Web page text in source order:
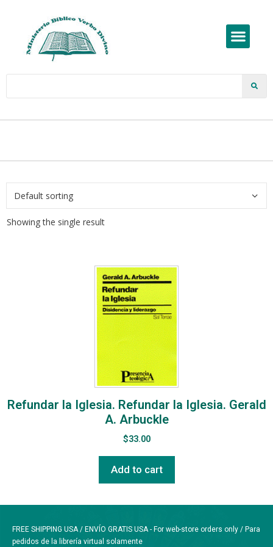
Showing the single result
Refundar la Iglesia. Refundar la Iglesia. Gerald
A. Arbuckle
$33.00
Add to cart
FREE SHIPPING USA / ENVÍO GRATIS USA - For web-store orders only / Para
pedidos de la librería virtual solamente